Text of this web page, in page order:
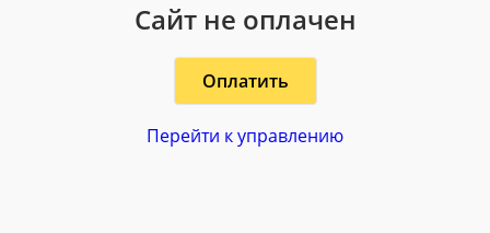
Сайт не оплачен
Оплатить
Перейти к управлению